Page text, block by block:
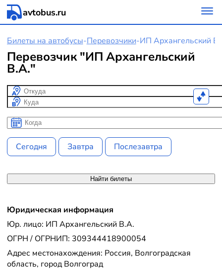
avtobus.ru
Билеты на автобусы-Перевозчики-ИП Архангельский
Перевозчик "ИП Архангельский
В.А."
Откуда
Куда
Когда
Когда
Сегодня Завтра Послезавтра
Найти билеты
Юридическая информация
Юр. лицо: ИП Архангельский В.А.
ОГРН / ОГРНИП: 309344418900054
Адрес местонахождения: Россия, Волгоградская
область, город Волгоград